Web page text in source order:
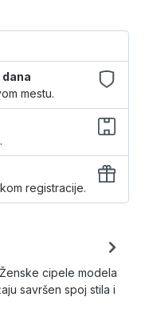
dana
mestu.
registracije.
cipele modela
savršen spoj stila i